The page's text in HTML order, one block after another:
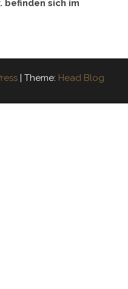
befinden sich im
| Theme: Head Blog